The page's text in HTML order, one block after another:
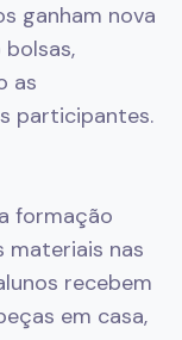
ganham nova
as
participantes.
formação
materiais nas
recebem
em casa,